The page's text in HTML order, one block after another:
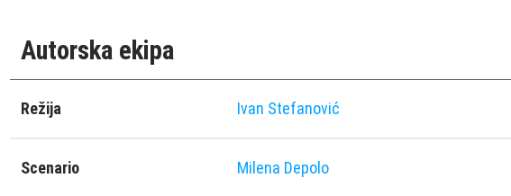
Autorska ekipa
Režija Ivan Stefanović
Scenario Milena Depolo